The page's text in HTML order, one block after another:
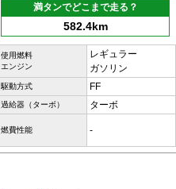
満タンでどこまで走る？
582.4km
使用燃料
エンジン
レギュラー
ガソリン
駆動方式 FF
過給器（ターボ） ターボ
燃費性能 -